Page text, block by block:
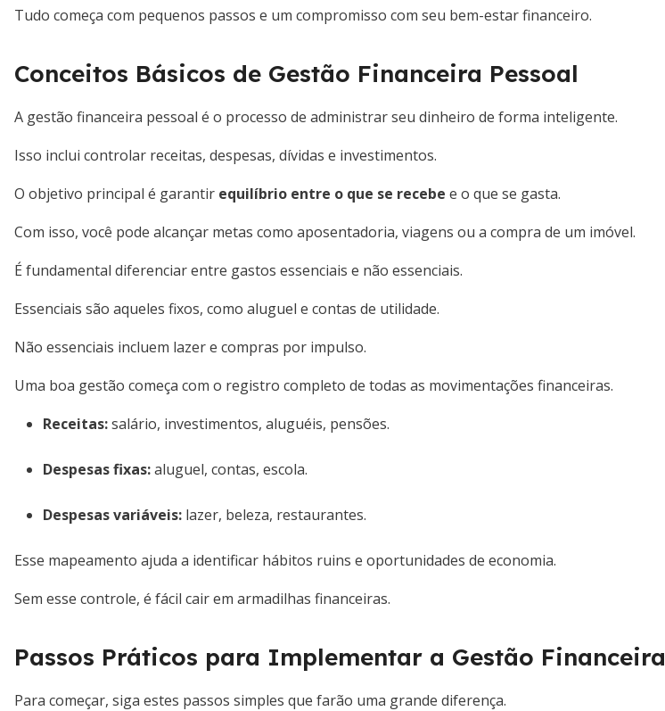
Tudo começa com pequenos passos e um compromisso com seu bem-estar financeiro.
Conceitos Básicos de Gestão Financeira Pessoal
A gestão financeira pessoal é o processo de administrar seu dinheiro de forma inteligente.
Isso inclui controlar receitas, despesas, dívidas e investimentos.
O objetivo principal é garantir equilíbrio entre o que se recebe e o que se gasta.
Com isso, você pode alcançar metas como aposentadoria, viagens ou a compra de um imóvel.
É fundamental diferenciar entre gastos essenciais e não essenciais.
Essenciais são aqueles fixos, como aluguel e contas de utilidade.
Não essenciais incluem lazer e compras por impulso.
Uma boa gestão começa com o registro completo de todas as movimentações financeiras.
Receitas:salário, investimentos, aluguéis, pensões.
Despesas fixas:aluguel, contas, escola.
Despesas variáveis: lazer, beleza, restaurantes.
Esse mapeamento ajuda a identificar hábitos ruins e oportunidades de economia.
Sem esse controle, é fácil cair em armadilhas financeiras.
Passos Práticos para Implementar a Gestão Financeira
Para começar, siga estes passos simples que farão uma grande diferença.